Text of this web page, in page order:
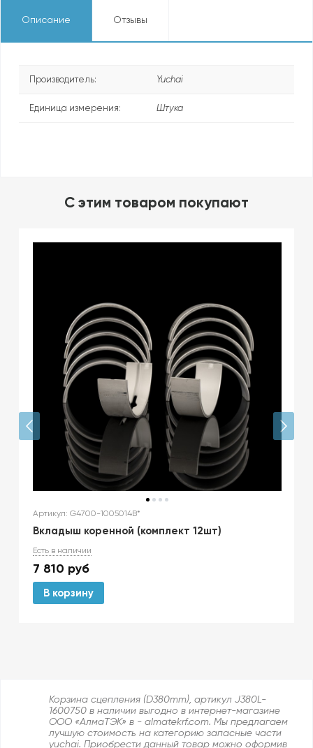
Описание Отзывы
Производитель: Yuchai
Единица измерения: Штука
C этим товаром покупают
Артикул: G4700-1005014B*
Вкладыш коренной (комплект 12шт)
Есть в наличии
7 810 руб
В корзину
Корзина сцепления (D380mm), артикул J380L-
1600750 в наличии выгодно в интернет-магазине
ООО «АлмаТЭК» в - almatekrf.com. Мы предлагаем
лучшую стоимость на категорию запасные части
yuchai. Приобрести данный товар можно оформив